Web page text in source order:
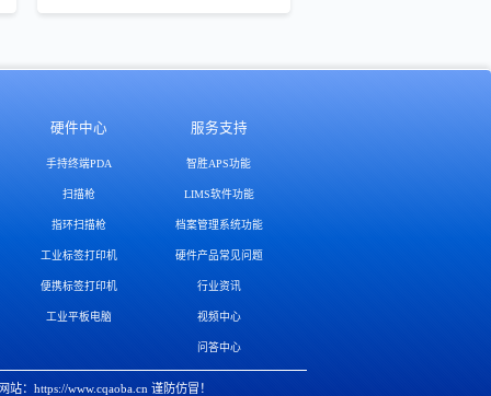
硬件中心
手持终端PDA
扫描枪
指环扫描枪
工业标签打印机
便携标签打印机
工业平板电脑
服务支持
智胜APS功能
LIMS软件功能
档案管理系统功能
硬件产品常见问题
行业资讯
视频中心
问答中心
：https://www.cqaoba.cn 谨防仿冒！